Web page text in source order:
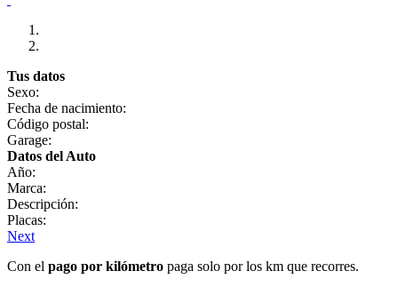
Tus datos
Sexo:
Fecha de nacimiento:
Código postal:
Garage:
Datos del Auto
Año:
Marca:
Descripción:
Placas:
Next
Con el pago por kilómetro paga solo por los km que recorres.